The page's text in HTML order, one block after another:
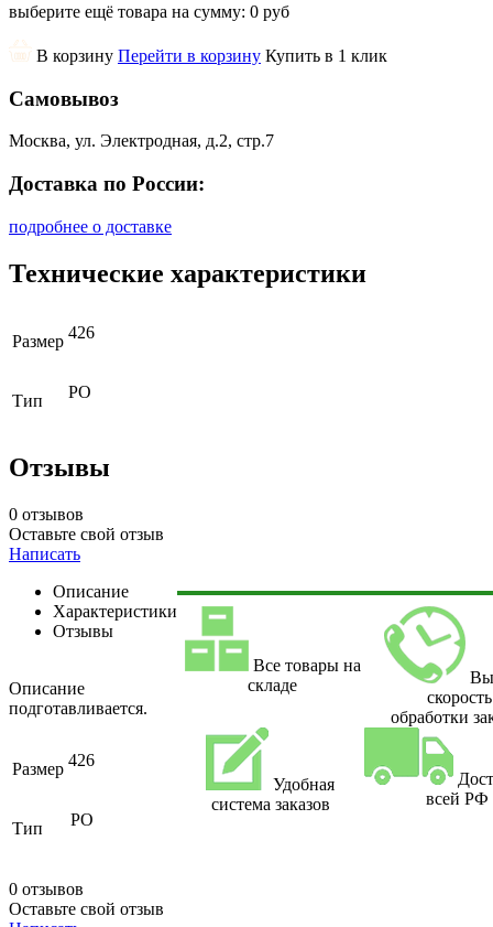
выберите ещё товара на сумму: 0 руб
В корзину Перейти в корзину Купить в 1 клик
Самовывоз
Москва, ул. Электродная, д.2, стр.7
Доставка по России:
подробнее о доставке
Технические характеристики
Размер 426
Тип РО
Отзывы
0 отзывов
Оставьте свой отзыв
Написать
Описание
Характеристики
Отзывы
Описание
подготавливается.
Размер 426
Тип РО
0 отзывов
Оставьте свой отзыв
Все товары на
складе
скорость
обработки
Удобная
система заказов
всей РФ